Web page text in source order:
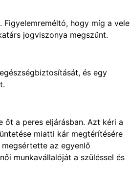
hogy míg a vele
jogviszonya megszűnt.
és egy
a peres eljárásban. Azt kéri a
miatti kár megtérítésére
az egyenlő
munkavállalóját a szüléssel és